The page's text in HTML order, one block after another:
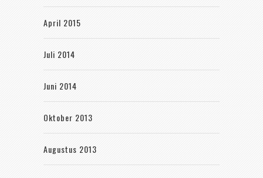
April 2015
Juli 2014
Juni 2014
Oktober 2013
Augustus 2013